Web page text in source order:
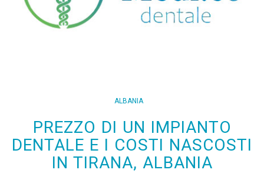
ALBANIA
PREZZO DI UN IMPIANTO
DENTALE E I COSTI NASCOSTI
IN TIRANA, ALBANIA